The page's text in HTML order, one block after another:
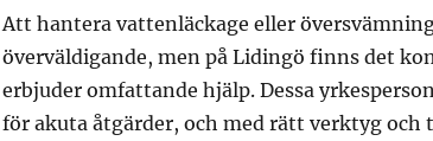
Att hantera vattenläckage eller
överväldigande, men på Lidingö finns det
erbjuder omfattande hjälp. Dessa
för akuta åtgärder, och med rätt verktyg